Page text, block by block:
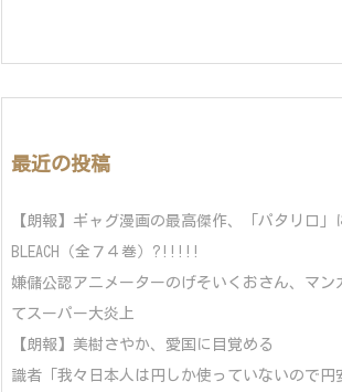
最近の投稿
【朗報】ギャグ漫画の最高傑作、「パタリロ」
BLEACH（全７４巻）?!!!!!
嫌儲公認アニメーターのげそいくおさん、マン
てスーパー大炎上
【朗報】美樹さやか、愛国に目覚める
識者「我々日本人は円しか使っていないので円